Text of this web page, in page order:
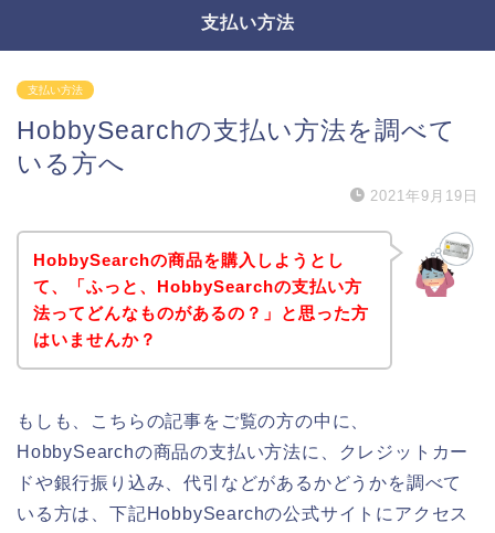
支払い方法
支払い方法
HobbySearchの支払い方法を調べて
いる方へ
2021年9月19日
HobbySearchの商品を購入しようとし
て、「ふっと、HobbySearchの支払い方
法ってどんなものがあるの？」と思った方
はいませんか？
もしも、こちらの記事をご覧の方の中に、
HobbySearchの商品の支払い方法に、クレジットカー
ドや銀行振り込み、代引などがあるかどうかを調べて
いる方は、下記HobbySearchの公式サイトにアクセス